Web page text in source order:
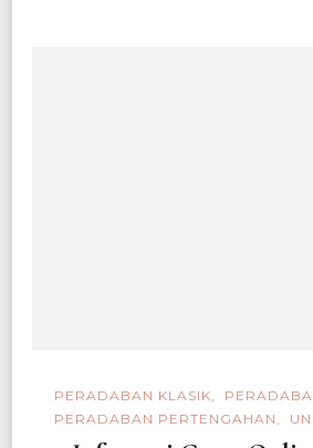
PERADABAN KLASIK
PERADABAN PERTENGAHAN